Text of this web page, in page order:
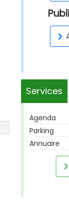
Services
Agenda
Parking
Annuaire